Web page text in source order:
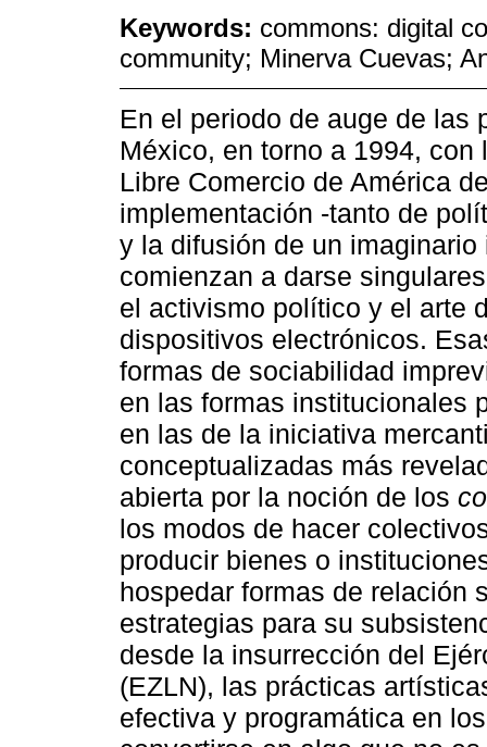
Keywords: commons: digital
community; Minerva Cuevas;
En el periodo de auge de las
México, en torno a 1994,
Libre Comercio de América
implementación -tanto de
y la difusión de un
comienzan a darse
el activismo político y el arte
dispositivos electrónicos.
formas de sociabilidad
en las formas institucionales
en las de la iniciativa
conceptualizadas más
abierta por la noción de los
los modos de hacer
producir bienes o
hospedar formas de relación
estrategias para su
desde la insurrección del
(EZLN), las prácticas
efectiva y programática en